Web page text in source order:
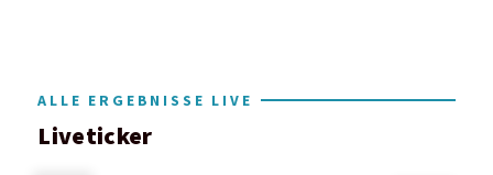
ALLE ERGEBNISSE LIVE
Liveticker